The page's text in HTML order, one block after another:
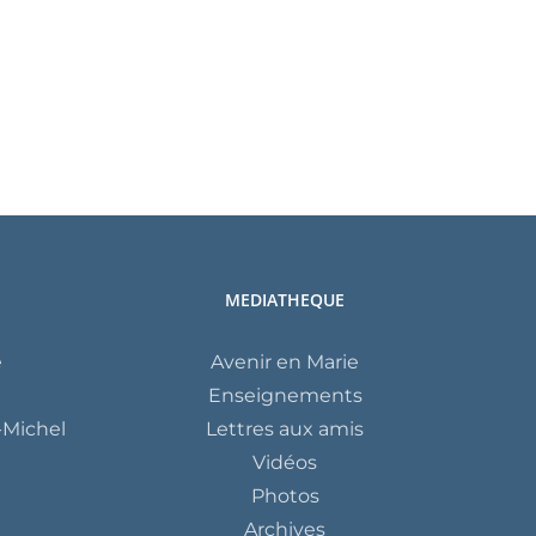
MEDIATHEQUE
Avenir en Marie
Enseignements
Lettres aux amis
Vidéos
Photos
Archives